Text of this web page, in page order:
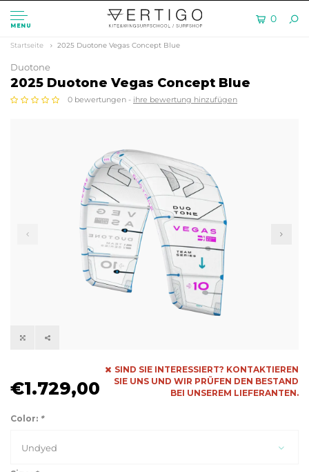
MENU
0
Startseite 2025 Duotone Vegas Concept Blue
Duotone
2025 Duotone Vegas Concept Blue
0 bewertungen - ihre bewertung hinzufügen
€1.729,00
SIND SIE INTERESSIERT? KONTAKTIEREN
SIE UNS UND WIR PRÜFEN DEN BESTAND
BEI UNSEREM LIEFERANTEN.
Color: *
Undyed